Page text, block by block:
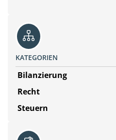
KATEGORIEN
Bilanzierung
Recht
Steuern